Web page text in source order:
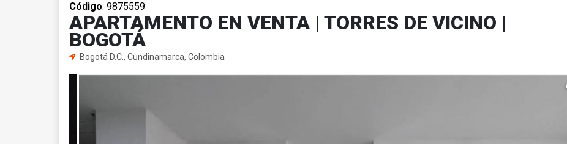
Código. 9875559
APARTAMENTO EN VENTA | TORRES DE VICINO |
BOGOTÁ
Bogotá D.C., Cundinamarca, Colombia